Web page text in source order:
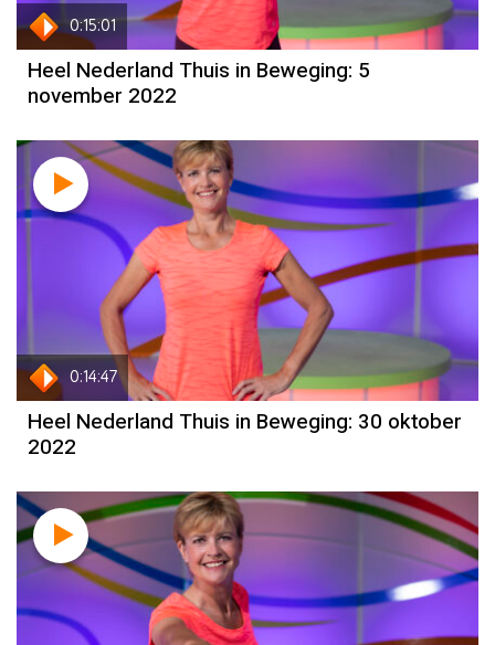
0:15:01
Heel Nederland Thuis in Beweging: 5
november 2022
0:14:47
Heel Nederland Thuis in Beweging: 30 oktober
2022